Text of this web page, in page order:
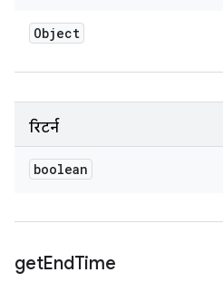
Object
रिटर्न
boolean
getEndTime